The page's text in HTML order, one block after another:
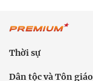
Thời sự
Dân tộc và Tôn giáo